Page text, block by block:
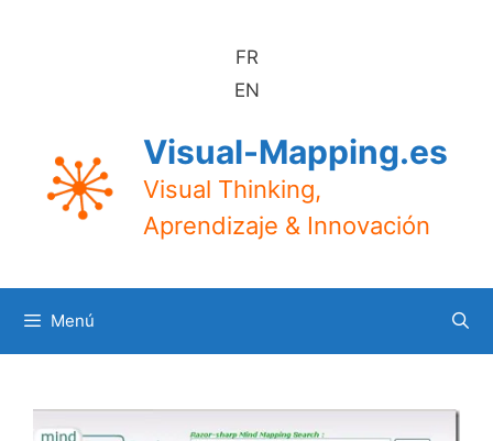
FR
EN
Visual-Mapping.es
Visual Thinking,
Aprendizaje & Innovación
Menú